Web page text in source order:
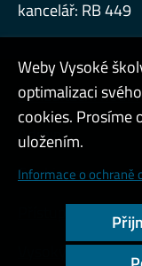
kancelář: RB 449
Konzultační
Admin
Cookies a
Přístupnost webu
Vysoký kontrast
Weby Vysoké
optimalizaci
cookies. Prosíme
uložením.
Informace o ochraně